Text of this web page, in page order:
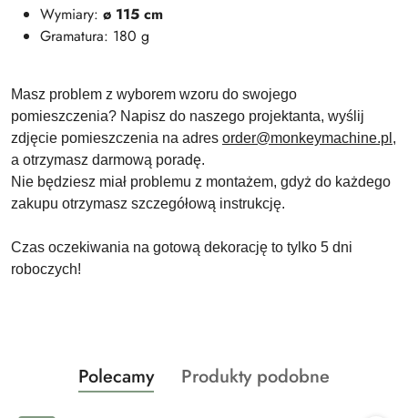
Wymiary: ø 115 cm
Gramatura: 180 g
Masz problem z wyborem wzoru do swojego
pomieszczenia? Napisz do naszego projektanta, wyślij
zdjęcie pomieszczenia na adres order@monkeymachine.pl ,
a otrzymasz darmową poradę.
Nie będziesz miał problemu z montażem, gdyż do każdego
zakupu otrzymasz szczegółową instrukcję.
Czas oczekiwania na gotową dekorację to tylko 5 dni
roboczych!
Pomiń karuzelę produktów
Produkty
o
Polecamy
Produkty
Produkty podobne